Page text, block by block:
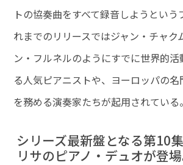
トの協奏曲をすべて録音しようという
れまでのリリースではジャン・チャク
ン・フルネルのようにすでに世界的
る人気ピアニストや、ヨーロッパの
を務める演奏家たちが起用されている。
シリーズ最新盤となる第10
リサのピアノ・デュオが登場